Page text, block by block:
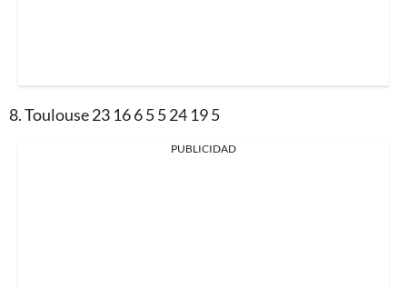
8. Toulouse 23 16 6 5 5 24 19 5
PUBLICIDAD